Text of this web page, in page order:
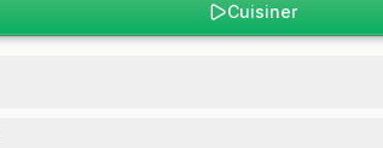
Cuisiner